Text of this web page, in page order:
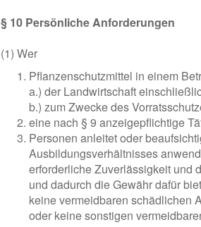
§ 10 Persönliche Anforderungen
(1) Wer
Pflanzenschutzmittel in einem
a.) der Landwirtschaft
b.) zum Zwecke des
eine nach § 9 anzeigepflichtige
Personen anleitet oder
Ausbildungsverhältnisses
erforderliche Zuverlässigkeit und
und dadurch die Gewähr dafür
keine vermeidbaren schädlichen
oder keine sonstigen